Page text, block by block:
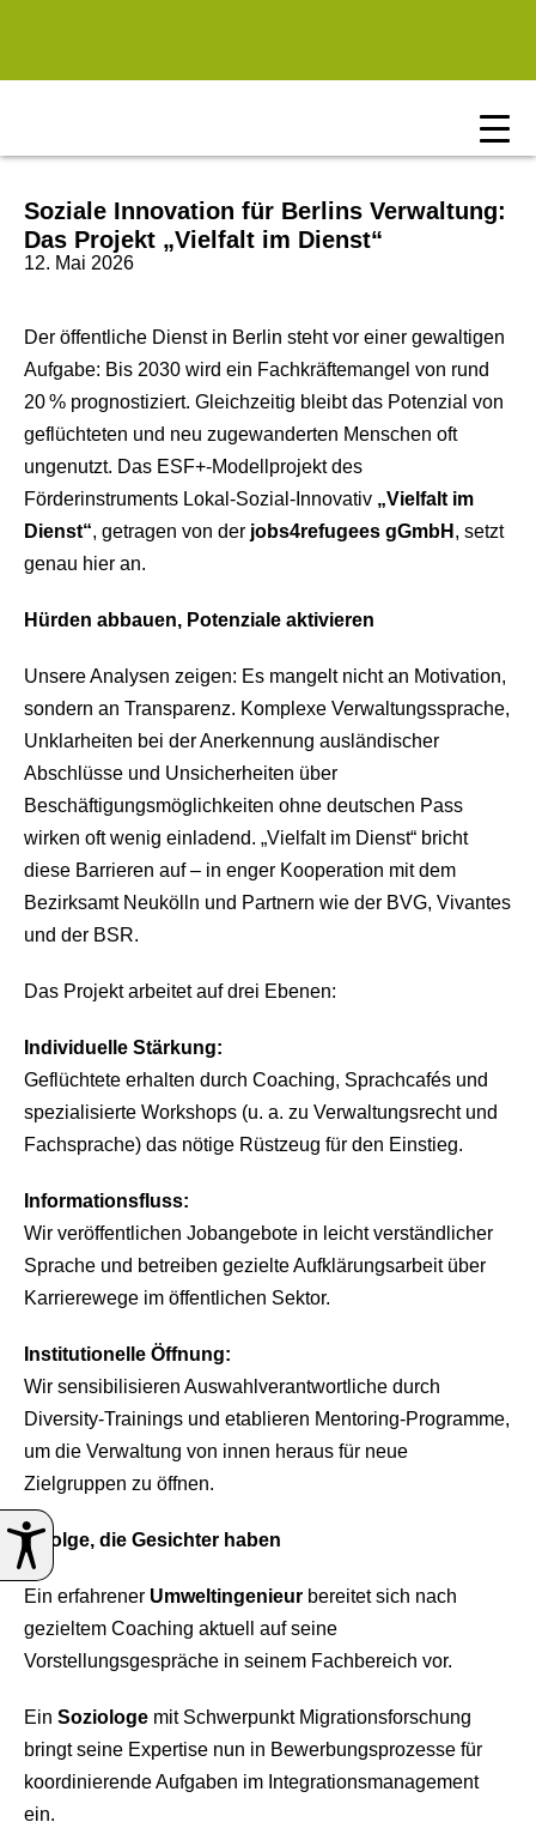
Soziale Innovation für Berlins Verwaltung:
Das Projekt „Vielfalt im Dienst“
12. Mai 2026
Der öffentliche Dienst in Berlin steht vor einer gewaltigen
Aufgabe: Bis 2030 wird ein Fachkräftemangel von rund
20 % prognostiziert. Gleichzeitig bleibt das Potenzial von
geflüchteten und neu zugewanderten Menschen oft
ungenutzt. Das ESF+-Modellprojekt des
Förderinstruments Lokal‑Sozial‑Innovativ „Vielfalt im
Dienst“, getragen von der jobs4refugees gGmbH , setzt
genau hier an.
Hürden abbauen, Potenziale aktivieren
Unsere Analysen zeigen: Es mangelt nicht an Motivation,
sondern an Transparenz. Komplexe Verwaltungssprache,
Unklarheiten bei der Anerkennung ausländischer
Abschlüsse und Unsicherheiten über
Beschäftigungsmöglichkeiten ohne deutschen Pass
wirken oft wenig einladend. „Vielfalt im Dienst“ bricht
diese Barrieren auf – in enger Kooperation mit dem
Bezirksamt Neukölln und Partnern wie der BVG, Vivantes
und der BSR.
Das Projekt arbeitet auf drei Ebenen:
Individuelle Stärkung:
Geflüchtete erhalten durch Coaching, Sprachcafés und
spezialisierte Workshops (u. a. zu Verwaltungsrecht und
Fachsprache) das nötige Rüstzeug für den Einstieg.
Informationsfluss:
Wir veröffentlichen Jobangebote in leicht verständlicher
Sprache und betreiben gezielte Aufklärungsarbeit über
Karrierewege im öffentlichen Sektor.
Institutionelle Öffnung:
Wir sensibilisieren Auswahlverantwortliche durch
Diversity‑Trainings und etablieren Mentoring‑Programme,
um die Verwaltung von innen heraus für neue
Zielgruppen zu öffnen.
Erfolge, die Gesichter haben
Ein erfahrener Umweltingenieur bereitet sich nach
gezieltem Coaching aktuell auf seine
Vorstellungsgespräche in seinem Fachbereich vor.
Ein Soziologe mit Schwerpunkt Migrationsforschung
bringt seine Expertise nun in Bewerbungsprozesse für
koordinierende Aufgaben im Integrationsmanagement
ein.